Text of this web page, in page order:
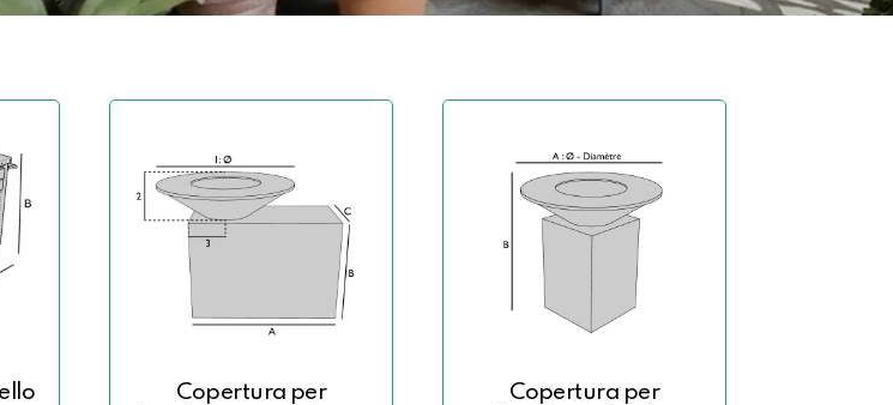
Copertura per
Copertura per